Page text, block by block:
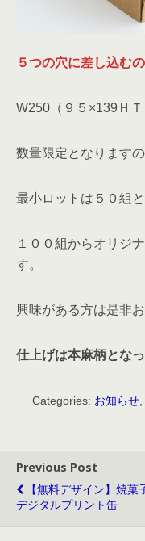
５つの穴に差し込む
W250（９５×139ＨＴ
数量限定となります
最小ロットは５０組と
１００組からオリジ
す。
興味がある方は是非
仕上げは本麻柄とな
Categories: お知らせ
Previous Post
【無料デザイン】焼菓
デジタルプリント缶